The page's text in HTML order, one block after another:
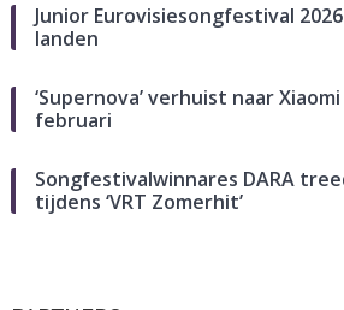
Junior Eurovisiesongfestival
landen
‘Supernova’ verhuist naar
februari
Songfestivalwinnares DARA
tijdens ‘VRT Zomerhit’